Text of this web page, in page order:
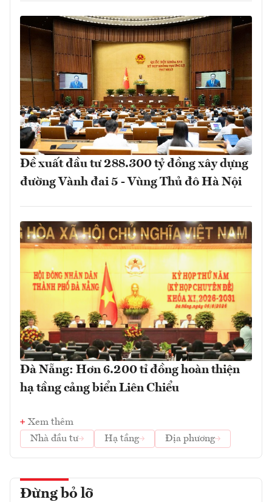
Đề xuất đầu tư 288.300 tỷ đồng xây dựng
đường Vành đai 5 - Vùng Thủ đô Hà Nội
Đà Nẵng: Hơn 6.200 tỉ đồng hoàn thiện
hạ tầng cảng biển Liên Chiểu
Xem thêm
Nhà đầu tư
Hạ tầng Địa phương
Đừng bỏ lỡ